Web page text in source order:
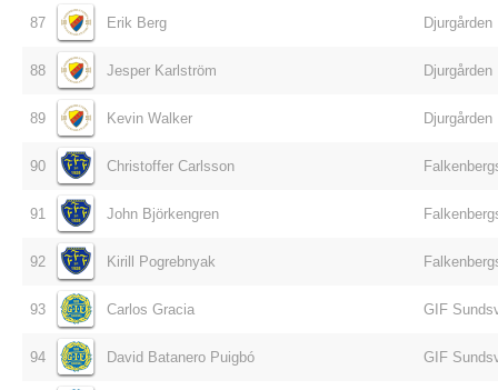
87 Erik Berg Djurgården
88 Jesper Karlström Djurgården
89 Kevin Walker Djurgården
90 Christoffer Carlsson
91 John Björkengren
92 Kirill Pogrebnyak
93 Carlos Gracia GIF
94 David Batanero Puigbó GIF